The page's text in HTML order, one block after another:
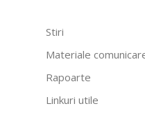
Stiri
Materiale
Rapoarte
Linkuri utile